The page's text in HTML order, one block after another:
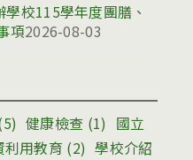
學校115學年度團膳、
項2026-08-03
健康檢查 (1) 國立
利用教育 (2) 學校介紹